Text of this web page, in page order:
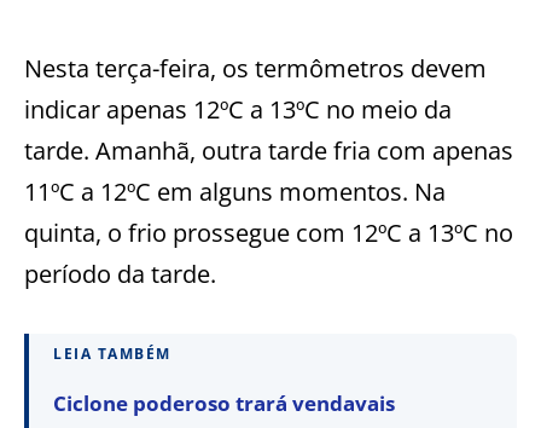
Nesta terça-feira, os termômetros devem
indicar apenas 12ºC a 13ºC no meio da
tarde. Amanhã, outra tarde fria com apenas
11ºC a 12ºC em alguns momentos. Na
quinta, o frio prossegue com 12ºC a 13ºC no
período da tarde.
LEIA TAMBÉM
Ciclone poderoso trará vendavais